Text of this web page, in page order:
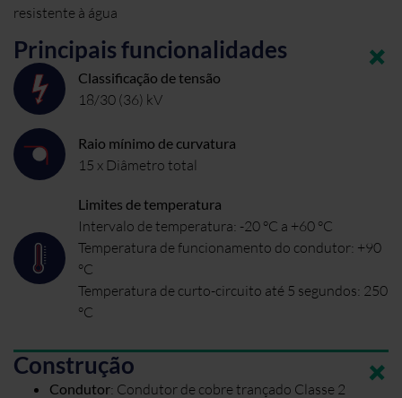
resistente à água
Principais funcionalidades
Classificação de tensão
18/30 (36) kV
Raio mínimo de curvatura
15 x Diâmetro total
Limites de temperatura
Intervalo de temperatura: -20 °C a +60 °C
Temperatura de funcionamento do condutor: +90
°C
Temperatura de curto-circuito até 5 segundos: 250
°C
Construção
Condutor: Condutor de cobre trançado Classe 2